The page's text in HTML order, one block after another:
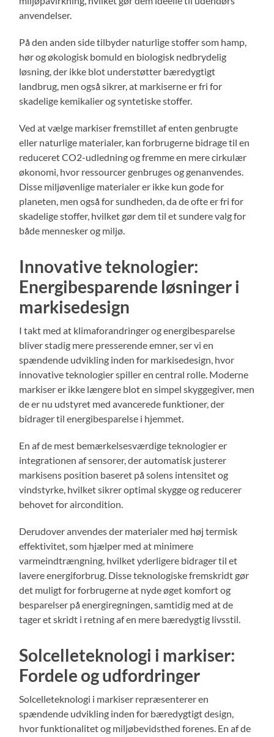
anvendelser.
På den anden side tilbyder naturlige stoffer som hamp,
hør og økologisk bomuld en biologisk nedbrydelig
løsning, der ikke blot understøtter bæredygtigt
landbrug, men også sikrer, at markiserne er fri for
skadelige kemikalier og syntetiske stoffer.
Ved at vælge markiser fremstillet af enten genbrugte
eller naturlige materialer, kan forbrugerne bidrage til en
reduceret CO2-udledning og fremme en mere cirkulær
økonomi, hvor ressourcer genbruges og genanvendes.
Disse miljøvenlige materialer er ikke kun gode for
planeten, men også for sundheden, da de ofte er fri for
skadelige stoffer, hvilket gør dem til et sundere valg for
både mennesker og miljø.
Innovative teknologier:
Energibesparende løsninger i
markisedesign
I takt med at klimaforandringer og energibesparelse
bliver stadig mere presserende emner, ser vi en
spændende udvikling inden for markisedesign, hvor
innovative teknologier spiller en central rolle. Moderne
markiser er ikke længere blot en simpel skyggegiver, men
de er nu udstyret med avancerede funktioner, der
bidrager til energibesparelse i hjemmet.
En af de mest bemærkelsesværdige teknologier er
integrationen af sensorer, der automatisk justerer
markisens position baseret på solens intensitet og
vindstyrke, hvilket sikrer optimal skygge og reducerer
behovet for aircondition.
Derudover anvendes der materialer med høj termisk
effektivitet, som hjælper med at minimere
varmeindtrængning, hvilket yderligere bidrager til et
lavere energiforbrug. Disse teknologiske fremskridt gør
det muligt for forbrugerne at nyde øget komfort og
besparelser på energiregningen, samtidig med at de
tager et skridt i retning af en mere bæredygtig livsstil.
Solcelleteknologi i markiser:
Fordele og udfordringer
Solcelleteknologi i markiser repræsenterer en
spændende udvikling inden for bæredygtigt design,
hvor funktionalitet og miljøbevidsthed forenes. En af de